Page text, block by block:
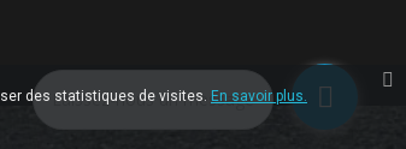
Laissez-nous un message
des statistiques de visites. En savoir plus.